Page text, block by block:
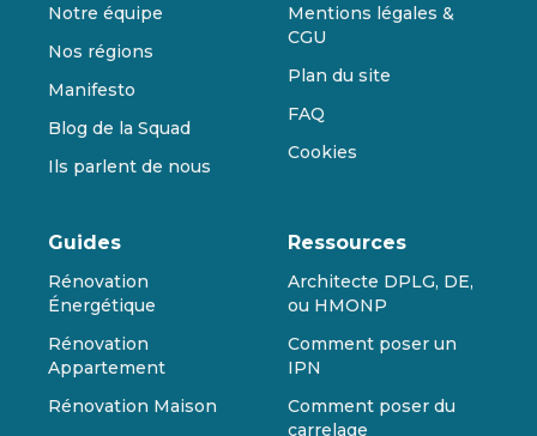
Notre équipe
Nos régions
Manifesto
Blog de la Squad
Ils parlent de nous
Mentions légales &
CGU
Plan du site
FAQ
Cookies
Guides
Rénovation
Énergétique
Rénovation
Appartement
Rénovation Maison
Ressources
Architecte DPLG, DE,
ou HMONP
Comment poser un
IPN
Comment poser du
carrelage